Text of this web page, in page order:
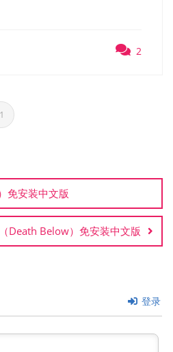
2
免安装中文版
Death Below）免安装中文版
登录